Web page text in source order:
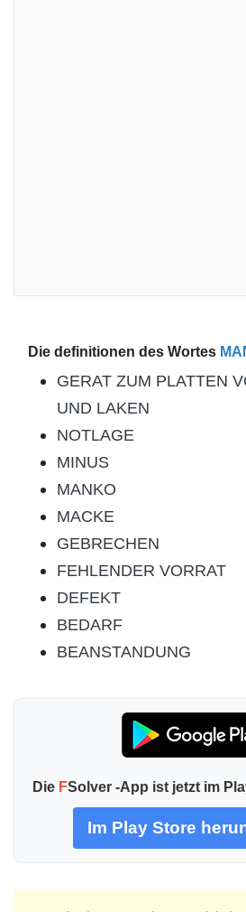
Die definitionen des Wortes
GERAT ZUM PLATTEN
UND LAKEN
NOTLAGE
MINUS
MANKO
MACKE
GEBRECHEN
FEHLENDER VORRAT
DEFEKT
BEDARF
BEANSTANDUNG
Die FSolver -App ist jetzt im
Im Play Store